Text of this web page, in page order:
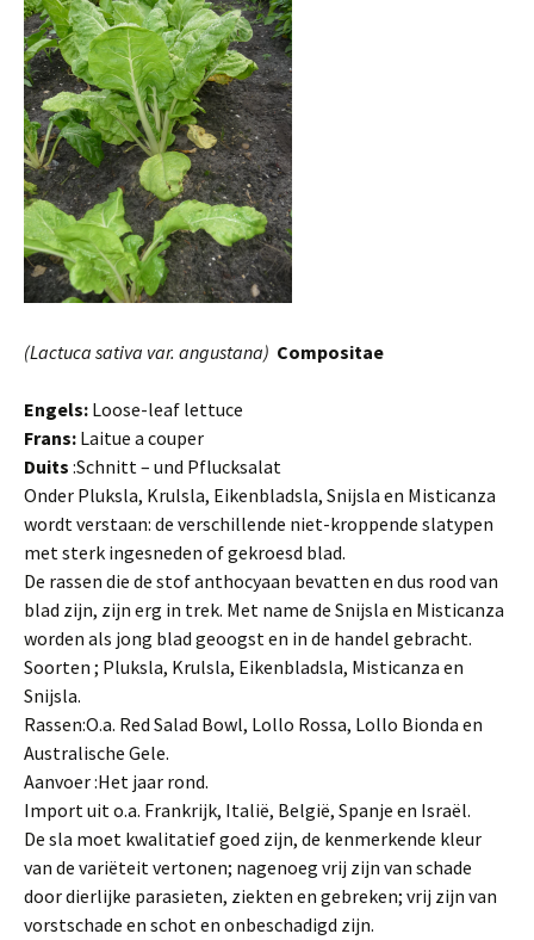
(Lactuca sativa var. angustana) Compositae
Engels: Loose-leaf lettuce
Frans: Laitue a couper
Duits :Schnitt – und Pflucksalat
Onder Pluksla, Krulsla, Eikenbladsla, Snijsla en Misticanza
wordt verstaan: de verschillende niet-kroppende slatypen
met sterk ingesneden of gekroesd blad.
De rassen die de stof anthocyaan bevatten en dus rood van
blad zijn, zijn erg in trek. Met name de Snijsla en Misticanza
worden als jong blad geoogst en in de handel gebracht.
Soorten ; Pluksla, Krulsla, Eikenbladsla, Misticanza en
Snijsla.
Rassen:O.a. Red Salad Bowl, Lollo Rossa, Lollo Bionda en
Australische Gele.
Aanvoer :Het jaar rond.
Import uit o.a. Frankrijk, Italië, België, Spanje en Israël.
De sla moet kwalitatief goed zijn, de kenmerkende kleur
van de variëteit verto­nen; nagenoeg vrij zijn van schade
door dierlijke parasieten, ziekten en gebre­ken; vrij zijn van
vorstschade en schot en onbeschadigd zijn.